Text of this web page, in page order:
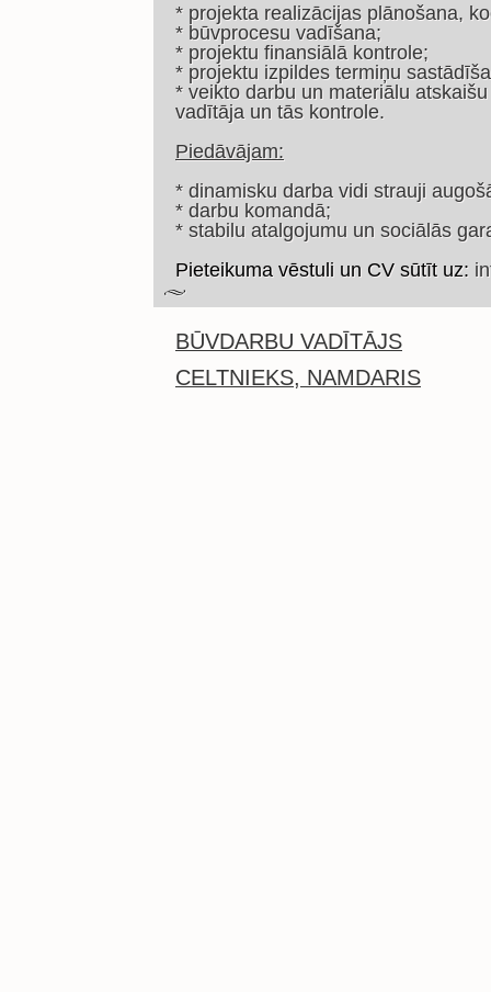
* projekta realizācijas plānošana,
* būvprocesu vadīšana;
* projektu finansiālā kontrole;
* projektu izpildes termiņu
* veikto darbu un materiālu
vadītāja un tās kontrole.
Piedāvājam:
* dinamisku darba vidi strauji
* darbu komandā;
* stabilu atalgojumu un sociālās
Pieteikuma vēstuli un CV sūtīt uz:
BŪVDARBU VADĪTĀJS
CELTNIEKS, NAMDARIS